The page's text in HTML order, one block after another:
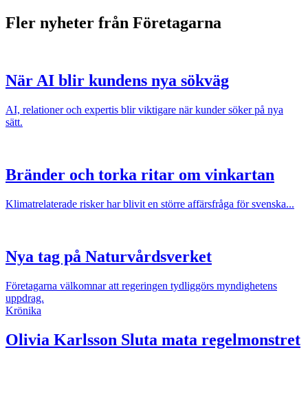
Fler nyheter från Företagarna
När AI blir kundens nya sökväg
AI, relationer och expertis blir viktigare när kunder söker på nya
sätt.
Bränder och torka ritar om vinkartan
Klimatrelaterade risker har blivit en större affärsfråga för svenska...
Nya tag på Naturvårdsverket
Företagarna välkomnar att regeringen tydliggörs myndighetens
uppdrag.
Krönika
Olivia Karlsson Sluta mata regelmonstret